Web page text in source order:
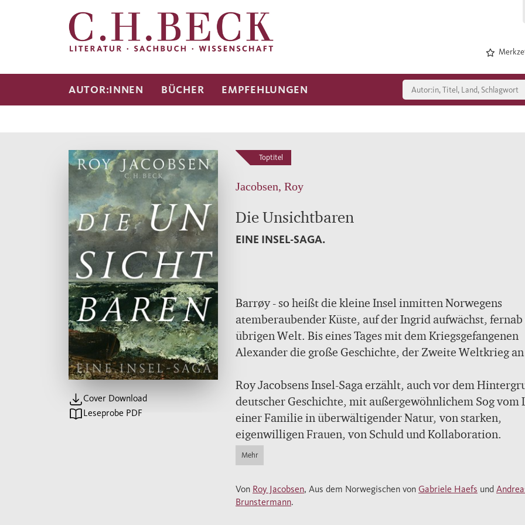
AUTOR:INNEN BÜCHER EMPFEHLUNGEN
Cover Download
Leseprobe PDF
Toptitel
Jacobsen, Roy
Die Unsichtbaren
EINE INSEL-SAGA.
Barrøy - so heißt die kleine Insel inmitten Norwegens
atemberaubender Küste, auf der Ingrid aufwächst,
übrigen Welt. Bis eines Tages mit dem Kriegsgefangenen
Alexander die große Geschichte, der Zweite Weltkrieg an
eine sprachlose Liebe, die nur kurz währen kann. Neun
später bekommt Ingrid eine Tochter und folgt Alexanders
Spuren durch ein Nachkriegs-Norwegen, der nach der
deutschen Besatzung nur vergessen will...
Eines Tages spült das Meer den jugen russischen
Kriegsgefangenen Alexander an Barrøys Strände und mit
die große Geschichte, den Zweiten Weltkrieg. Zwischen
Roy Jacobsens Insel-Saga erzählt, auch vor dem
deutscher Geschichte, mit außergewöhnlichem Sog vom
einer Familie in überwältigender Natur, von starken,
eigenwilligen Frauen, von Schuld und Kollaboration.
Mehr
Von Roy Jacobsen, Aus dem Norwegischen von Gabriele Haefs und
Brunstermann.